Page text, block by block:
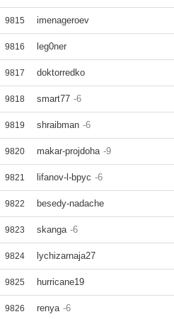
9815 imenageroev
9816 leg0ner
9817 doktorredko
9818 smart77 -6
9819 shraibman -6
9820 makar-projdoha -9
9821 lifanov-l-bpyc -6
9822 besedy-nadache
9823 skanga -6
9824 lychizarnaja27
9825 hurricane19
9826 renya -6